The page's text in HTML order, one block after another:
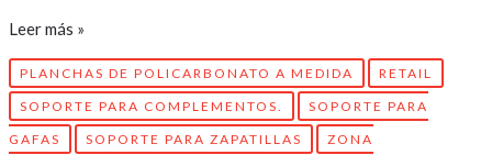
Leer más »
PLANCHAS DE POLICARBONATO A MEDIDA
RETAIL
SOPORTE PARA COMPLEMENTOS.
SOPORTE PARA
GAFAS
SOPORTE PARA ZAPATILLAS
ZONA